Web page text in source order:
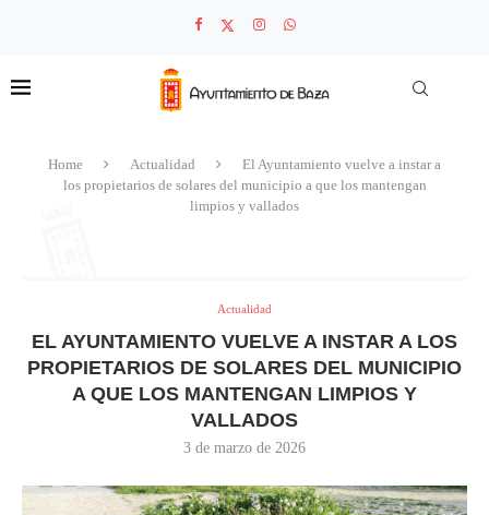
Home Actualidad
El Ayuntamiento vuelve a instar a
los propietarios de solares del municipio a que los mantengan
limpios y vallados
Actualidad
EL AYUNTAMIENTO VUELVE A INSTAR A LOS
PROPIETARIOS DE SOLARES DEL MUNICIPIO
A QUE LOS MANTENGAN LIMPIOS Y
VALLADOS
3 de marzo de 2026